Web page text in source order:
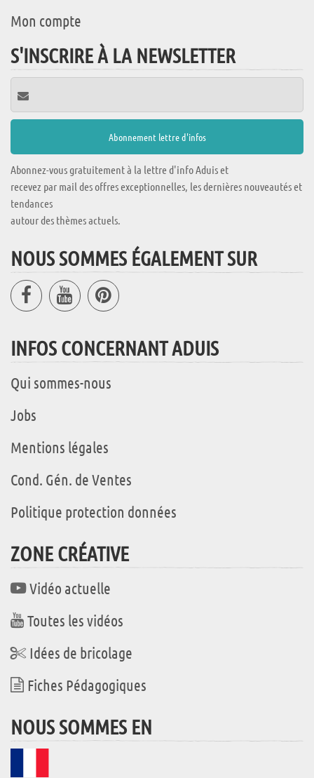
Mon compte
S'INSCRIRE À LA NEWSLETTER
Abonnez-vous gratuitement à la lettre d'info Aduis et
recevez par mail des offres exceptionnelles, les dernières nouveautés et
tendances
autour des thèmes actuels.
NOUS SOMMES ÉGALEMENT SUR
INFOS CONCERNANT ADUIS
Qui sommes-nous
Jobs
Mentions légales
Cond. Gén. de Ventes
Politique protection données
ZONE CRÉATIVE
Vidéo actuelle
Toutes les vidéos
Idées de bricolage
Fiches Pédagogiques
NOUS SOMMES EN